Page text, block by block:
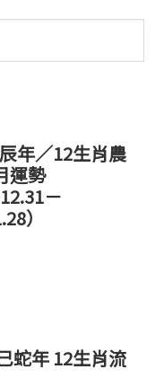
年／12生肖農
運勢
－
）
蛇年 12生肖流